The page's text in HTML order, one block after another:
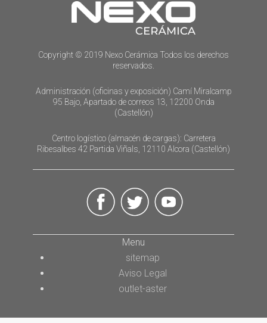
Copyright © 2019 Nexo Cerámica Todos los derechos
reservados.
Administración (oficinas y exposición) Camí Miralcamp
95 Bajo, Apartado de correos 13, 12200 Onda
(Castellón)
Centro logístico (almacén de cargas): Carretera
Ribesalbes 42 Partida Viñals, 12110 Alcora (Castellón)
Menu
sitemap
Aviso Legal
outlet-aster